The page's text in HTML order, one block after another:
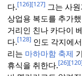
다.[126][127] 그는 사
상업용 복도를 추가
거리인 친나 카다이
다.[128] 인도 각지에
리는 마하마함 축제
휴식을 취한다.[26]